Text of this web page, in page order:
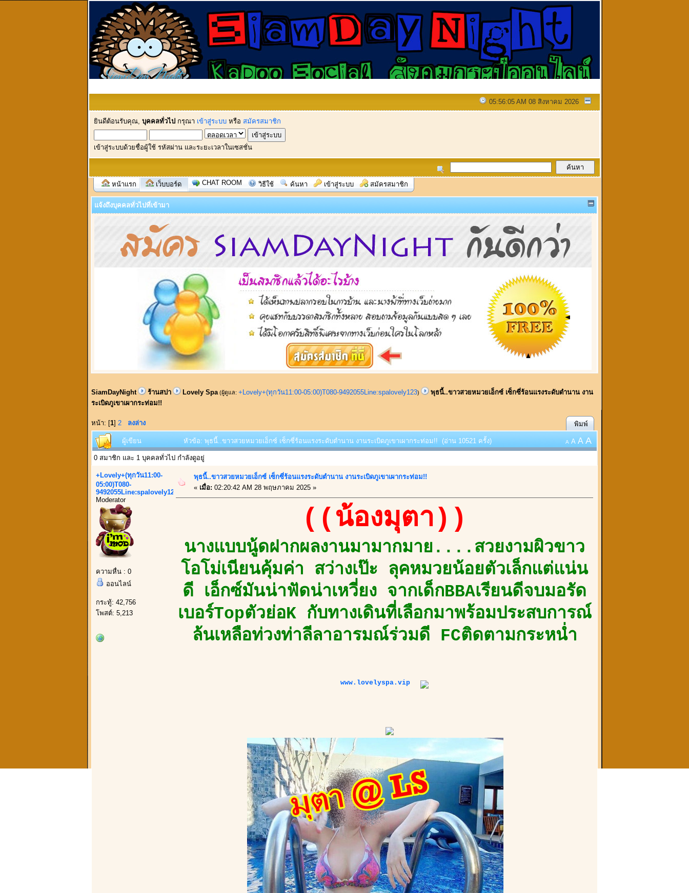
05:56:05 AM 08 สิงหาคม 2026
ยินดีต้อนรับคุณ, บุคคลทั่วไป กรุณา เข้าสู่ระบบ หรือ สมัครสมาชิก
เข้าสู่ระบบด้วยชื่อผู้ใช้ รหัสผ่าน และระยะเวลาในเซสชั่น
หน้าแรก เว็บบอร์ด CHAT ROOM วิธีใช้ ค้นหา เข้าสู่ระบบ สมัครสมาชิก
แจ้งถึงบุคคลทั่วไปที่เข้ามา
SiamDayNight ร้านสปา Lovely Spa (ผู้ดูแล: +Lovely+(ทุกวัน11:00-05:00)T080-9492055Line:spalovely123)
พุธนี้..ขาวสวยหมวยเอ็กซ์ เซ็กซี่ร้อนแรงระดับตำนาน งาน
ระเบิดภูเขาเผากระท่อม!!
หน้า: [1] 2 ลงล่าง พิมพ์
ผู้เขียน หัวข้อ: พุธนี้..ขาวสวยหมวยเอ็กซ์ เซ็กซี่ร้อนแรงระดับตำนาน งานระเบิดภูเขาเผากระท่อม!! (อ่าน 10521 ครั้ง) A A A A
0 สมาชิก และ 1 บุคคลทั่วไป กำลังดูอยู่
+Lovely+(ทุกวัน11:00-
05:00)T080-
9492055Line:spalovely123
Moderator
ความหื่น : 0
ออนไลน์
กระทู้: 42,756
โพสต์: 5,213
พุธนี้..ขาวสวยหมวยเอ็กซ์ เซ็กซี่ร้อนแรงระดับตำนาน งานระเบิดภูเขาเผากระท่อม!!
« เมื่อ: 02:20:42 AM 28 พฤษภาคม 2025 »
((น้องมุตา))
นางแบบนู้ดฝากผลงานมามากมาย....สวยงามผิวขาว
โอโม่เนียนคุ้มค่า สว่างเป๊ะ ลุคหมวยน้อยตัวเล็กแต่แน่น
ดี เอ็กซ์มันน่าฟัดน่าเหวี่ยง จากเด็กBBAเรียนดีจบมอรัด
เบอร์Topตัวย่อK กับทางเดินที่เลือกมาพร้อมประสบการณ์
ล้นเหลือท่วงท่าลีลาอารมณ์ร่วมดี FCติดตามกระหน่ำ
www.lovelyspa.vip